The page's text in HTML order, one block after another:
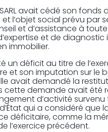
SARL avait cédé son
l’objet social prévu par
et d’assistance à
et de diagnostic
immobilier.
un déficit au titre de
et son imputation sur le
avait demandé la
cette demande avait été
d’activité survenu
qui a considéré
déficitaire, comme la
l’exercice précédent.